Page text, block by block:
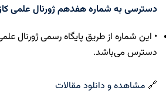
دسترسی به شماره هفدهم ژورنال علمی
• این شماره از طریق پایگاه رسمی ژورنال
دسترس می‌باشد.
🔗 مشاهده و دانلود مقالات